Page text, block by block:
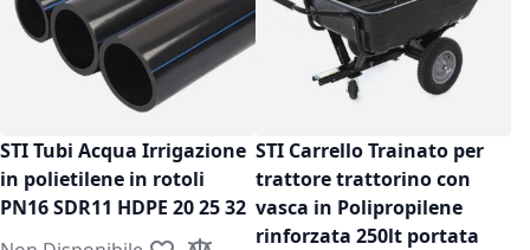
STI Tubi Acqua Irrigazione
in polietilene in rotoli
PN16 SDR11 HDPE 20 25 32
STI Carrello Trainato per
trattore trattorino con
vasca in Polipropilene
rinforzata 250lt portata